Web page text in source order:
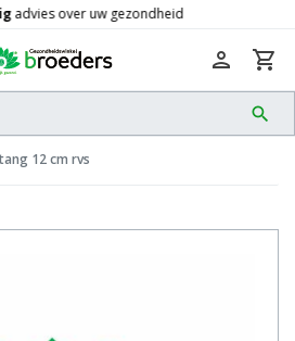
check Gratisverzending vanaf 50,-
search
person shopping_cart
12 cm rvs